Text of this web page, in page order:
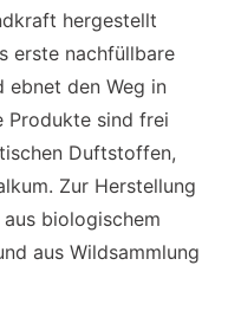
hergestellt
erste nachfüllbare
ebnet den Weg in
Produkte sind frei
Duftstoffen,
Zur Herstellung
biologischem
aus Wildsammlung